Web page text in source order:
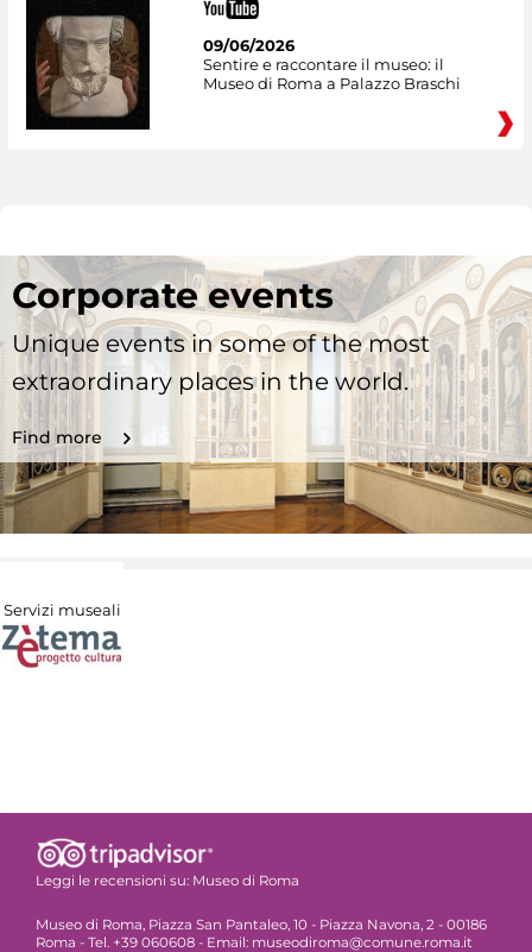
09/06/2026
Sentire e raccontare il museo: il
Museo di Roma a Palazzo Braschi
Corporate events
Unique events in some of the most
extraordinary places in the world.
Find more
Servizi museali
Leggi le recensioni su: Museo di Roma
Museo di Roma, Piazza San Pantaleo, 10 - Piazza Navona, 2 - 00186
Roma - Tel. +39 060608 - Email: museodiroma@comune.roma.it